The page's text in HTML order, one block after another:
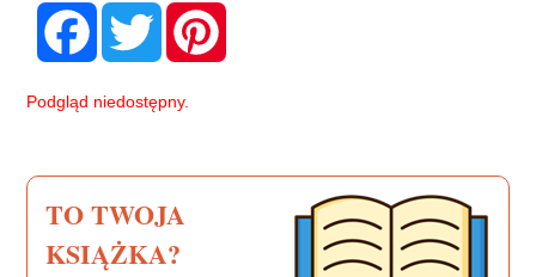
F
o
T
w
e
Podgląd niedostępny.
TO TWOJA
KSIĄŻKA?